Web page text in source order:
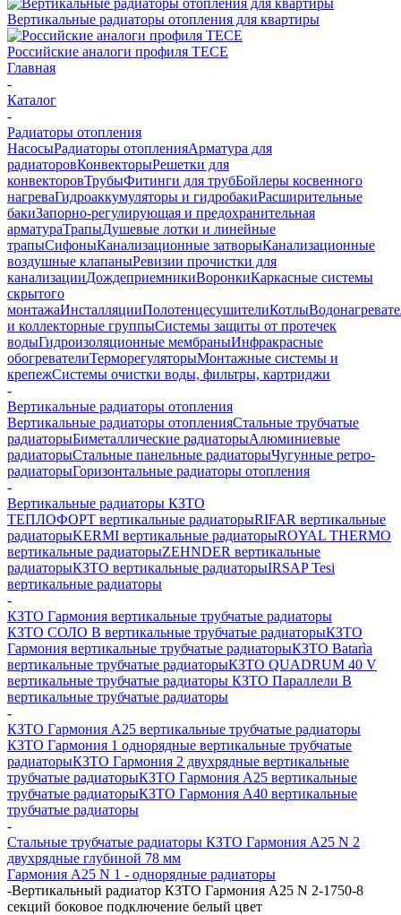
Вертикальные радиаторы отопления для квартиры
Российские аналоги профиля TECE
Главная
-
Каталог
-
Радиаторы отопления
НасосыРадиаторы отопленияАрматура для
радиаторовКонвекторыРешетки для
конвекторовТрубыФитинги для трубБойлеры косвенного
нагреваГидроаккумуляторы и гидробакиРасширительные
бакиЗапорно-регулирующая и предохранительная
арматураТрапыДушевые лотки и линейные
трапыСифоныКанализационные затворыКанализационные
воздушные клапаныРевизии прочистки для
канализацииДождеприемникиВоронкиКаркасные системы
скрытого
монтажаИнсталляцииПолотенцесушителиКотлы
и коллекторные группыСистемы защиты от протечек
водыГидроизоляционные мембраныИнфракрасные
обогревателиТерморегуляторыМонтажные системы и
крепежСистемы очистки воды, фильтры, картриджи
-
Вертикальные радиаторы отопления
Вертикальные радиаторы отопленияСтальные трубчатые
радиаторыБиметаллические радиаторыАлюминиевые
радиаторыСтальные панельные радиаторыЧугунные ретро-
радиаторыГоризонтальные радиаторы отопления
-
Вертикальные радиаторы КЗТО
ТЕПЛОФОРТ вертикальные радиаторыRIFAR вертикальные
радиаторыKERMI вертикальные радиаторыROYAL THERMO
вертикальные радиаторыZEHNDER вертикальные
радиаторыКЗТО вертикальные радиаторыIRSAP Tesi
вертикальные радиаторы
-
КЗТО Гармония вертикальные трубчатые радиаторы
КЗТО СОЛО В вертикальные трубчатые радиаторыКЗТО
Гармония вертикальные трубчатые радиаторыКЗТО Batarìa
вертикальные трубчатые радиаторыКЗТО QUADRUM 40 V
вертикальные трубчатые радиаторы КЗТО Параллели В
вертикальные трубчатые радиаторы
-
КЗТО Гармония А25 вертикальные трубчатые радиаторы
КЗТО Гармония 1 однорядные вертикальные трубчатые
радиаторыКЗТО Гармония 2 двухрядные вертикальные
трубчатые радиаторыКЗТО Гармония А25 вертикальные
трубчатые радиаторыКЗТО Гармония А40 вертикальные
трубчатые радиаторы
-
Стальные трубчатые радиаторы КЗТО Гармония А25 N 2
двухрядные глубиной 78 мм
Гармония А25 N 1 - однорядные радиаторы
-Вертикальный радиатор КЗТО Гармония А25 N 2-1750-8
секций боковое подключение белый цвет